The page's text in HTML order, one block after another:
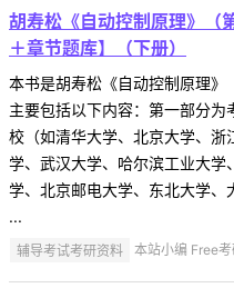
胡寿松《自动控制原理》（
＋章节题库】（下册）
本书是胡寿松《自动控制原理》
主要包括以下内容：第一部分
校（如清华大学、北京大学、
学、武汉大学、哈尔滨工业大
学、北京邮电大学、东北大学、
...
辅导考试考研资料 本站小编 Free